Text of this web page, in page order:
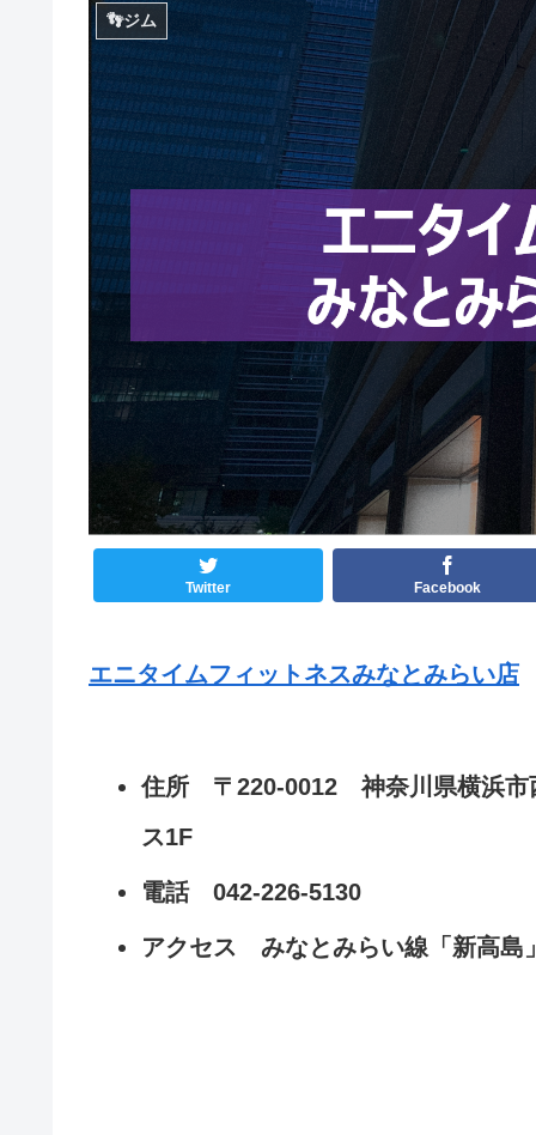
👣ジム
Twitter Facebook
エニタイムフィットネスみなとみらい店
住所 〒220-0012 神奈川県横浜市
ス1F
電話 042-226-5130
アクセス みなとみらい線「新高島